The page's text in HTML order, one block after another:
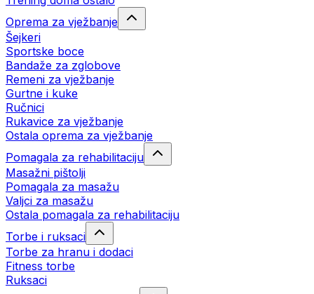
Oprema za vježbanje
Šejkeri
Sportske boce
Bandaže za zglobove
Remeni za vježbanje
Gurtne i kuke
Ručnici
Rukavice za vježbanje
Ostala oprema za vježbanje
Pomagala za rehabilitaciju
Masažni pištolji
Pomagala za masažu
Valjci za masažu
Ostala pomagala za rehabilitaciju
Torbe i ruksaci
Torbe za hranu i dodaci
Fitness torbe
Ruksaci